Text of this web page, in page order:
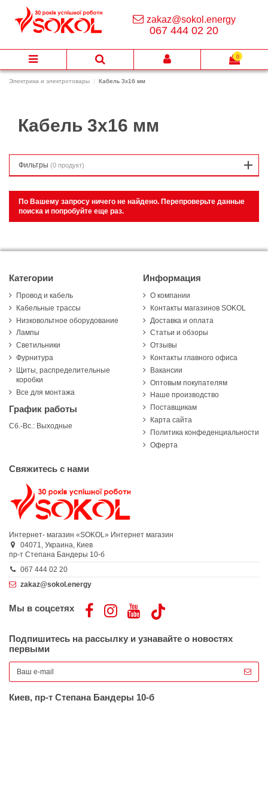
Электрика и электротовары Кабель 3х16 мм
Кабель 3х16 мм
По Вашему запросу ничего не найдено. Перепроверьте данные
поиска и попробуйте еще раз.
Фильтры (0 продукт)
zakaz@sokol.energy
067 444 02 20
0
Категории
Провод и кабель
Кабельные трассы
Низковольтное оборудование
Лампы
Светильники
Фурнитура
Щиты, распределительные
коробки
Все для монтажа
График работы
Сб.-Вс.: Выходные
Информация
О компании
Контакты магазинов SOKOL
Доставка и оплата
Статьи и обзоры
Отзывы
Контакты главного офиса
Вакансии
Оптовым покупателям
Наше производство
Поставщикам
Карта сайта
Политика конфеденциальности
Оферта
Свяжитесь с нами
Интернет- магазин «SOKOL» Интернет магазин
04071, Украина, Киев
пр-т Степана Бандеры 10-б
067 444 02 20
zakaz@sokol.energy
Мы в соцсетях
Подпишитесь на рассылку и узнавайте о новостях
первыми
Киев, пр-т Степана Бандеры 10-б